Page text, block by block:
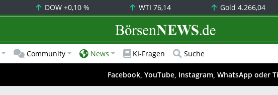
DOW+0,10 % WTI76,14 Gold4.266,04
BörsenNEWS.de
Community News KI-Fragen Suche
Facebook, YouTube, Instagram, WhatsApp oder